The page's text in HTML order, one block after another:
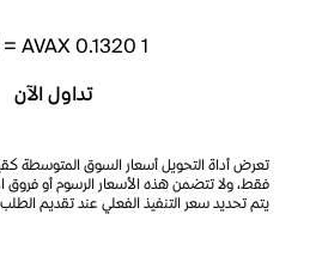
1
AVAX 0.1320
تداول الآن
تعرض أداة التحويل أسعار السوق المتوسطة
فقط، ولا تتضمن هذه الأسعار الرسوم أو فروق
يتم تحديد سعر التنفيذ الفعلي عند تقديم